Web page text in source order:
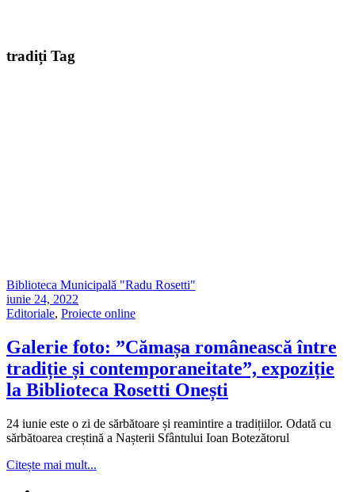
tradiți Tag
Biblioteca Municipală "Radu Rosetti"
iunie 24, 2022
Editoriale, Proiecte online
Galerie foto: ”Cămașa românească între
tradiție și contemporaneitate”, expoziție
la Biblioteca Rosetti Onești
24 iunie este o zi de sărbătoare și reamintire a tradițiilor. Odată cu
sărbătoarea creștină a Nașterii Sfântului Ioan Botezătorul
Citește mai mult...